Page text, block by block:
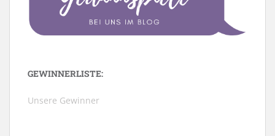
GEWINNERLISTE:
Unsere Gewinner